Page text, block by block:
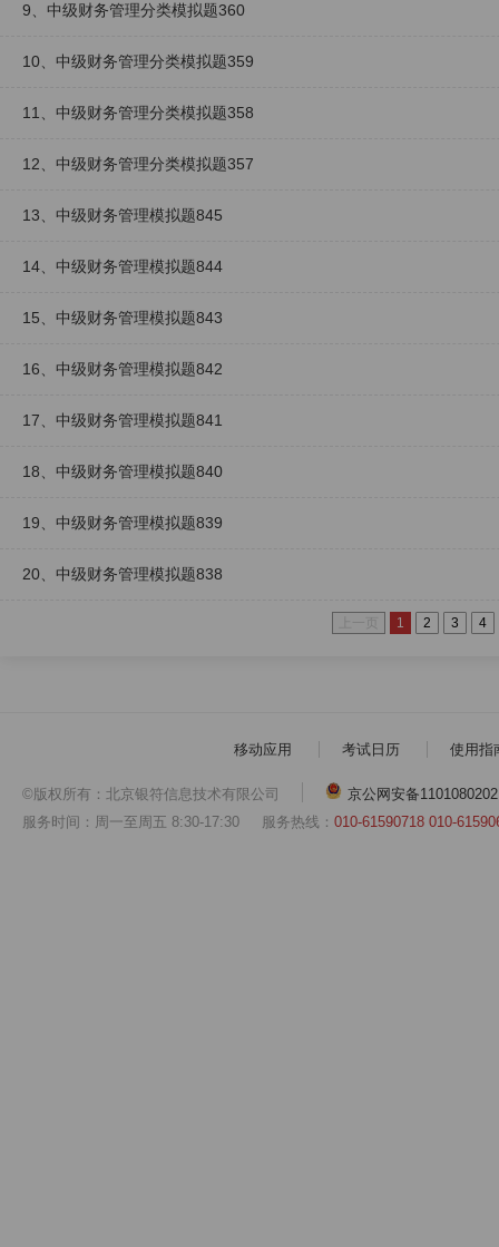
9、中级财务管理分类模拟题360
10、中级财务管理分类模拟题359
11、中级财务管理分类模拟题358
12、中级财务管理分类模拟题357
13、中级财务管理模拟题845
14、中级财务管理模拟题844
15、中级财务管理模拟题843
16、中级财务管理模拟题842
17、中级财务管理模拟题841
18、中级财务管理模拟题840
19、中级财务管理模拟题839
20、中级财务管理模拟题838
1 2 3 4
移动应用 考试日历 使用指
©版权所有：北京银符信息技术有限公司
京公网安备
服务时间：周一至周五 8:30-17:30 服务热线： 010-61590718 010-